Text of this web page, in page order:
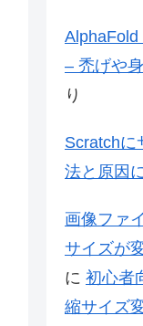
– 禿げや
り
Scratchに
法と原因
画像ファ
サイズが
に 初心者
縮サイズ